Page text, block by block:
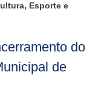
Esporte e
do
de